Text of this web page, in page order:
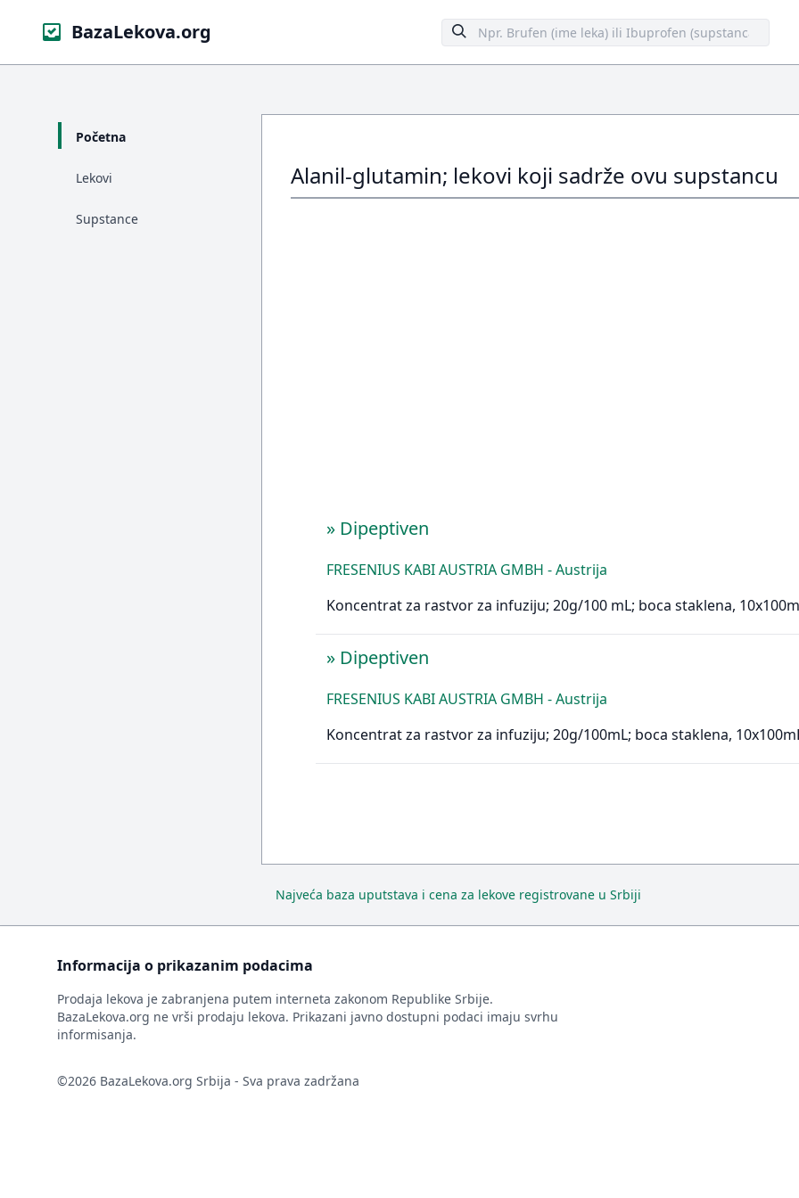
BazaLekova.org
Početna
Lekovi
Supstance
Alanil-glutamin; lekovi koji sadrže ovu supstancu
» Dipeptiven
FRESENIUS KABI AUSTRIA GMBH - Austrija
Koncentrat za rastvor za infuziju; 20g/100 mL; boca staklena,
» Dipeptiven
FRESENIUS KABI AUSTRIA GMBH - Austrija
Koncentrat za rastvor za infuziju; 20g/100mL; boca staklena,
Najveća baza uputstava i cena za lekove registrovane u Srbiji
Informacija o prikazanim podacima
Prodaja lekova je zabranjena putem interneta zakonom Republike Srbije.
BazaLekova.org ne vrši prodaju lekova. Prikazani javno dostupni podaci imaju svrhu
informisanja.
©2026 BazaLekova.org Srbija - Sva prava zadržana